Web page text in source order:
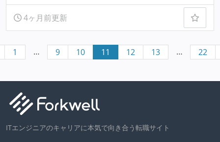
4ヶ月前更新
1 … 9 10 11 12 13 … 22
ITエンジニアのキャリアに本気で向き合う転職サイト